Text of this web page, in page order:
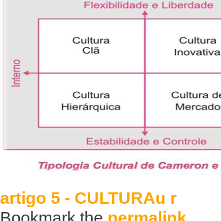
artigo 5 - CULTURAu r